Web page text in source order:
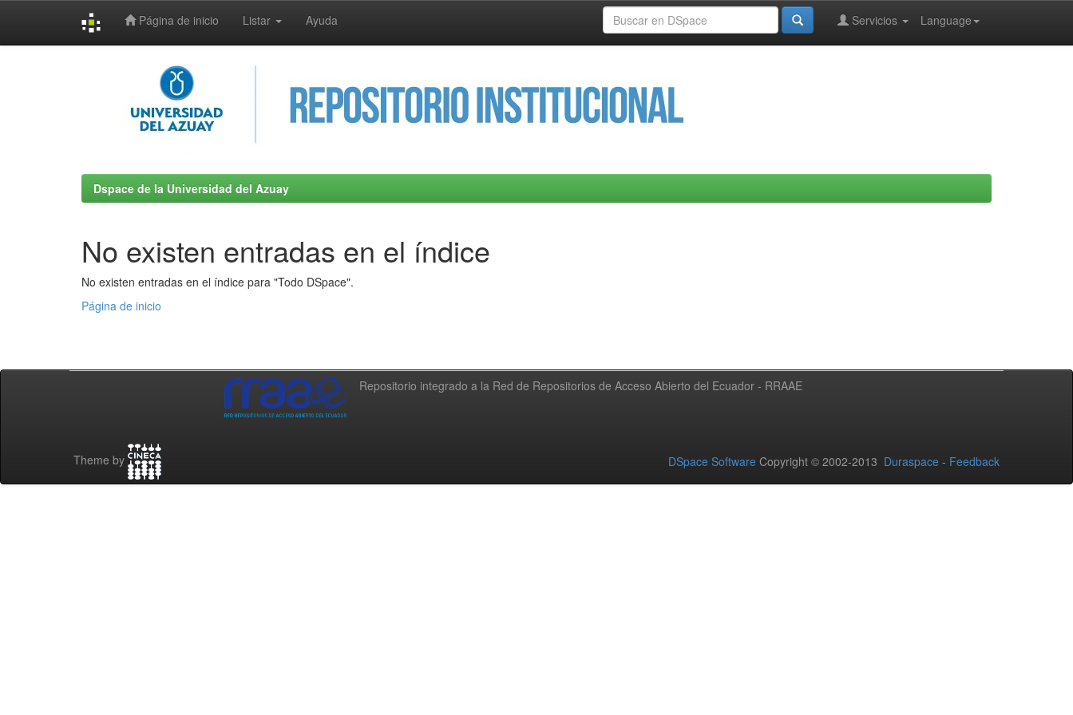
Página de inicio Listar Ayuda Language
Servicios
Dspace de la Universidad del Azuay
No existen entradas en el índice
No existen entradas en el índice para "Todo DSpace".
Página de inicio
Repositorio integrado a la Red de Repositorios de Acceso Abierto del Ecuador - RRAAE
Theme by DSpace Software Copyright © 2002-2013 Duraspace - Feedback